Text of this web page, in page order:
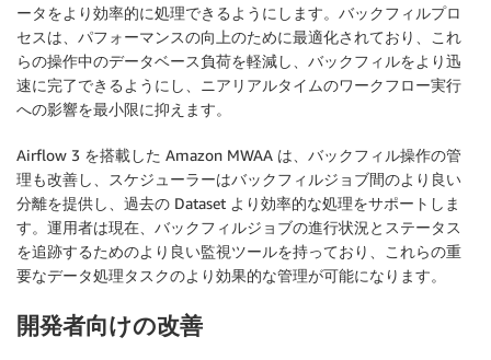
ータをより効率的に処理できるようにします。バックフィルプロ
セスは、パフォーマンスの向上のために最適化されており、これ
らの操作中のデータベース負荷を軽減し、バックフィルをより迅
速に完了できるようにし、ニアリアルタイムのワークフロー実行
への影響を最小限に抑えます。
Airflow 3 を搭載した Amazon MWAA は、バックフィル操作の管
理も改善し、スケジューラーはバックフィルジョブ間のより良い
分離を提供し、過去の Dataset より効率的な処理をサポートしま
す。運用者は現在、バックフィルジョブの進行状況とステータス
を追跡するためのより良い監視ツールを持っており、これらの重
要なデータ処理タスクのより効果的な管理が可能になります。
開発者向けの改善